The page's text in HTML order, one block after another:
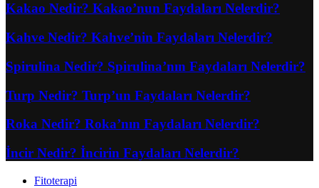
Kakao Nedir? Kakao’nun Faydaları Nelerdir?
Kahve Nedir? Kahve’nin Faydaları Nelerdir?
Spirulina Nedir? Spirulina’nın Faydaları Nelerdir?
Turp Nedir? Turp’un Faydaları Nelerdir?
Roka Nedir? Roka’nın Faydaları Nelerdir?
İncir Nedir? İncirin Faydaları Nelerdir?
Fitoterapi